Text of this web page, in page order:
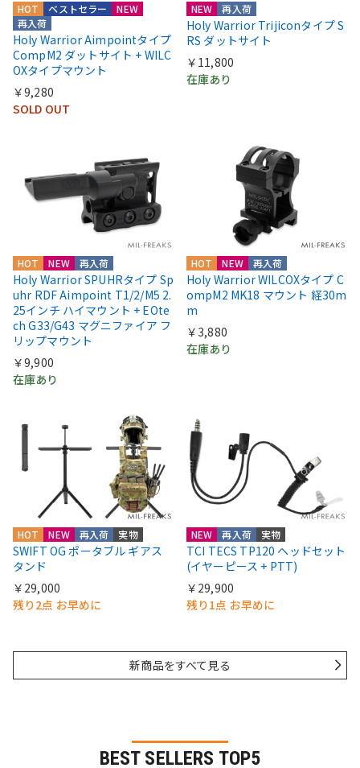
HOT
NEW
再入荷
ベストセラー
Holy Warrior Aimpointタイプ
CompM2 ダットサイト + WILC
OXタイプマウント
￥9,280
SOLD OUT
NEW 再入荷
Holy Warrior Trijiconタイプ S
RS ダットサイト
￥11,800
在庫あり
HOT NEW 再入荷
Holy Warrior SPUHRタイプ Sp
uhr RDF Aimpoint T1/2/M5 2.
25インチ ハイマウント + EOte
ch G33/G43 マグニファイア フ
リップマウント
￥9,900
在庫あり
HOT NEW 再入荷
Holy Warrior WILCOXタイプ C
ompM2 MK18 マウント 経30m
m
￥3,880
在庫あり
HOT NEW 再入荷 実物
SWIFT OG ポータブル ギアス
タンド
￥29,000
残り2点 お早めに
NEW 再入荷 実物
TCI TECS TP120 ヘッドセット
(イヤーピース + PTT)
￥29,900
残り1点 お早めに
新商品をすべて見る
BEST SELLERS TOP5